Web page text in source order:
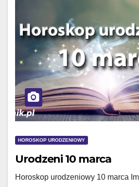
HOROSKOP URODZENIOWY
Urodzeni 10 marca
Horoskop urodzeniowy 10 marca